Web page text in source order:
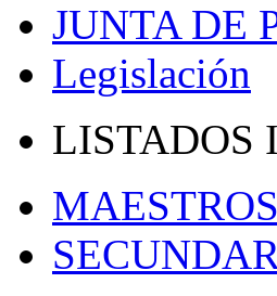
JUNTA DE
Legislación
LISTADOS
MAESTROS